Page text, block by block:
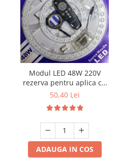
Modul LED 48W 220V
rezerva pentru aplica cu
3 Culori si telecomanda
50,40 Lei
ADAUGA IN COS